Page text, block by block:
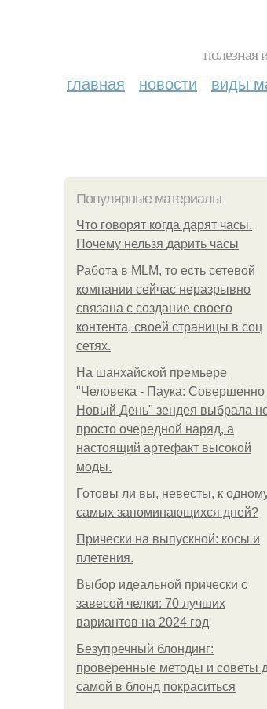
полезная
главная новости виды
Популярные материалы
Что говорят когда дарят часы.
Почему нельзя дарить часы
Работа в MLM, то есть сетевой
компании сейчас неразрывно
связана с создание своего
контента, своей страницы в соц
сетях.
На шанхайской премьере
"Человека - Паука: Совершенно
Новый День" зендея выбрала
просто очередной наряд, а
настоящий артефакт высокой
моды.
Готовы ли вы, невесты, к
самых запоминающихся дней?
Прически на выпускной: косы и
плетения.
Выбор идеальной прически с
завесой челки: 70 лучших
вариантов на 2024 год
Безупречный блондинг:
проверенные методы и советы
самой в блонд покраситься